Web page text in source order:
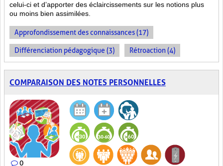
celui-ci et d’apporter des éclaircissements sur les notions plus
ou moins bien assimilées.
Approfondissement des connaissances (17)
Différenciation pédagogique (3) Rétroaction (4)
COMPARAISON DES NOTES PERSONNELLES
0